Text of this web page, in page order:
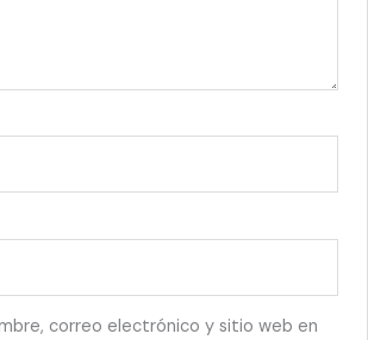
correo electrónico y sitio web en